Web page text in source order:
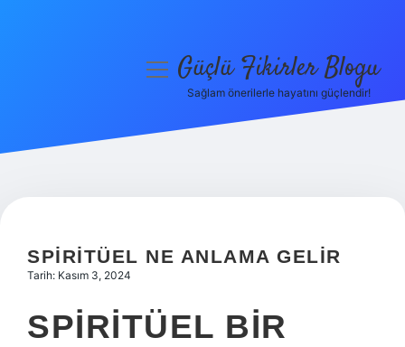
Hakkımızda
menüyüGüçlü Fikirler Blogu
Sağlam önerilerle hayatını güçlendir!
SPIRITÜEL NE ANLAMA GELIR
Tarih: Kasım 3, 2024
SPIRITÜEL BIR